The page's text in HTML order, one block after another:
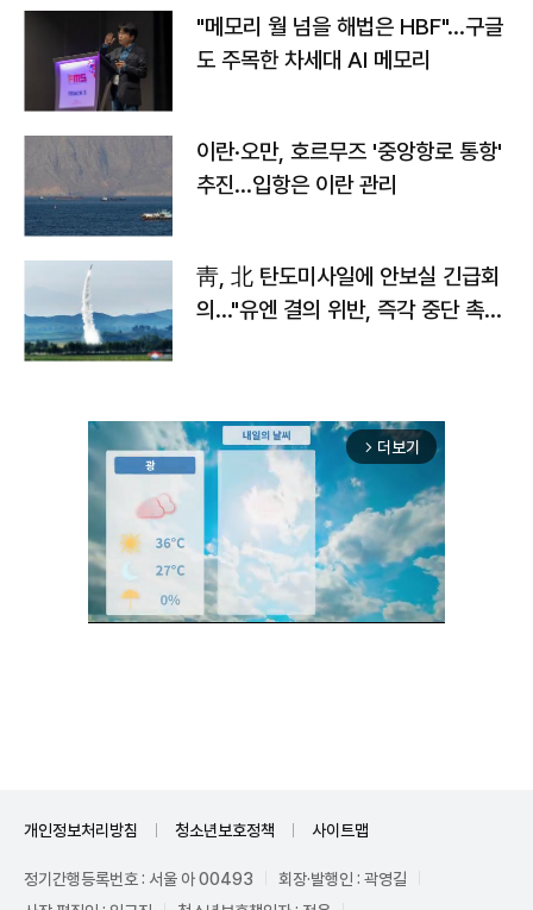
"메모리 월 넘을 해법은 HBF"…구글
도 주목한 차세대 AI 메모리
이란·오만, 호르무즈 '중앙항로 통항'
추진…입항은 이란 관리
靑, 北 탄도미사일에 안보실 긴급회
의…"유엔 결의 위반, 즉각 중단 촉
arrow_forward_ios 더보기
개인정보처리방침 청소년보호정책 사이트맵
정기간행등록번호 : 서울 아 00493
회장·발행인 : 곽영길